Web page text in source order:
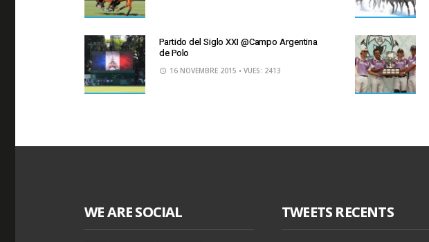
Partido del Siglo XXI @Campo Argentina
de Polo
16 NOVEMBRE 2015 • VUES: 2413
WE ARE SOCIAL TWEETS RECENTS